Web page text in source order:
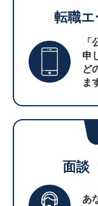
転職
申
ど
ま
面談
あ